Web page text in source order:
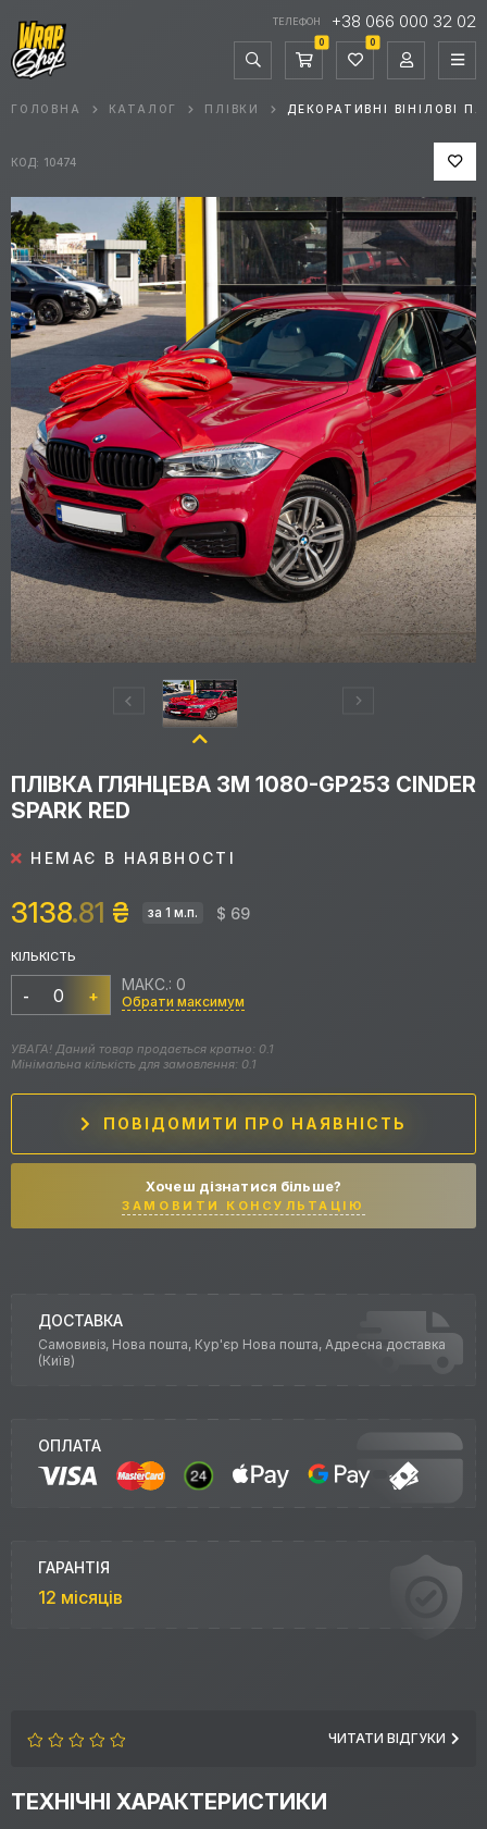
ТЕЛЕФОН +38 066 000 32 02
0 0
ГОЛОВНА КАТАЛОГ ПЛІВКИ ДЕКОРАТИВНІ ВІНІЛОВІ
ЧИТАТИ ВІДГУКИ
ТЕХНІЧНІ ХАРАКТЕРИСТИКИ
ПЛІВКА ГЛЯНЦЕВА 3M 1080-GP253 CINDER
SPARK RED
НЕМАЄ В НАЯВНОСТІ
3138.81 ₴ за 1 м.п. $ 69
КІЛЬКІСТЬ
- +
МАКС.: 0
Обрати максимум
УВАГА! Даний товар продається кратно: 0.1
Мінімальна кількість для замовлення: 0.1
ПОВІДОМИТИ ПРО НАЯВНІСТЬ
Хочеш дізнатися більше?
ЗАМОВИТИ КОНСУЛЬТАЦІЮ
ДОСТАВКА
Самовивіз, Нова пошта, Кур'єр Нова пошта, Адресна доставка
(Київ)
ОПЛАТА
ГАРАНТІЯ
12 місяців
КОД: 10474